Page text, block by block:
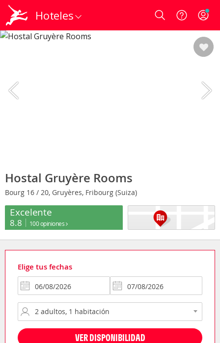
Hoteles Login
Hostal Gruyère Rooms
Bourg 16 / 20, Gruyères, Fribourg (Suiza)
Excelente
8.8 100 opiniones
Elige tus fechas
VER DISPONIBILIDAD